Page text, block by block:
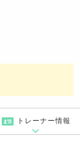
トレーナー情報